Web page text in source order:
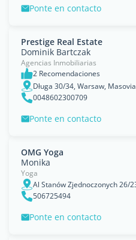
Ponte en contacto
Prestige Real Estate
Dominik Bartczak
Agencias Inmobiliarias
2 Recomendaciones
Długa 30/34, Warsaw,
0048602300709
Ponte en contacto
OMG Yoga
Monika
Yoga
Al Stanów Zjednoczonych 26/
506725494
Ponte en contacto